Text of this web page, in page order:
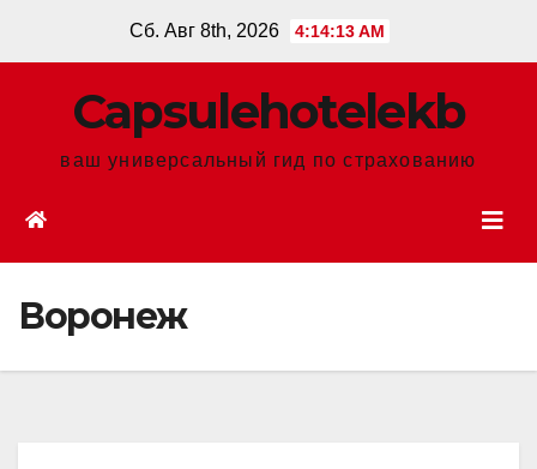
Сб. Авг 8th, 2026 4:14:14 AM
Сapsulehotelekb
ваш универсальный гид по страхованию
Воронеж